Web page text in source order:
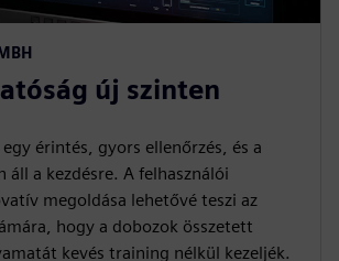
új szinten
érintés, gyors ellenőrzés, és a
áll a kezdésre. A felhasználói
megoldása lehetővé teszi az
hogy a dobozok összetett
kevés training nélkül kezeljék.